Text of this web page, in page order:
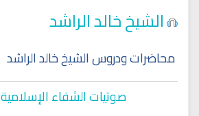
الشيخ خالد الراشد
محاضرات ودروس الشيخ خالد الراشد
صوتيات الشفاء الإسلامية